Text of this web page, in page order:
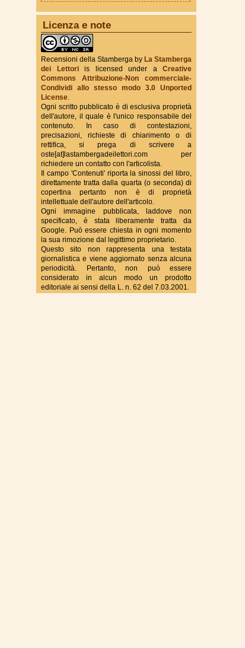
True Fantasy Italy
Licenza e note
Recensioni della Stamberga by La Stamberga
dei Lettoriis licensed under a Creative
Commons Attribuzione-Non commerciale-
Condividi allo stesso modo 3.0 Unported
License.
Ogni scritto pubblicato è di esclusiva proprietà
dell'autore, il quale è l'unico responsabile del
contenuto. In caso di contestazioni,
precisazioni, richieste di chiarimento o di
rettifica, si prega di scrivere a
oste[at]lastambergadeilettori.com per
richiedere un contatto con l'articolista.
Il campo 'Contenuti' riporta la sinossi del libro,
direttamente tratta dalla quarta (o seconda) di
copertina pertanto non è di proprietà
intellettuale dell'autore dell'articolo.
Ogni immagine pubblicata, laddove non
specificato, è stata liberamente tratta da
Google. Può essere chiesta in ogni momento
la sua rimozione dal legittimo proprietario.
Questo sito non rappresenta una testata
giornalistica e viene aggiornato senza alcuna
periodicità. Pertanto, non può essere
considerato in alcun modo un prodotto
editoriale ai sensi della L. n. 62 del 7.03.2001.